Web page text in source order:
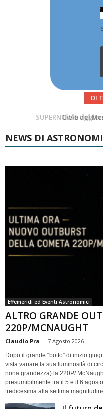
DI
SUPERNOVAE
NEWS DI
Effemeridi ed Eventi Astronomici
ALTRO GRANDE
220P/MCNAUGHT
Claudio Pra - 7 Agosto 2026
Dopo il grande “botto” di inizio
vista variare la sua luminosità di
nona grandezza) la 220P/
presumibilmente tra il 5 e il 6
tredicesima alla settima